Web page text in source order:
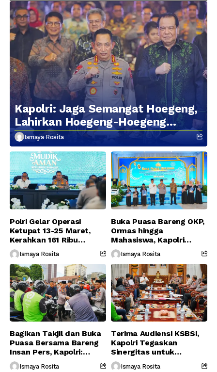
Kapolri: Jaga Semangat Hoegeng,
Lahirkan Hoegeng-Hoegeng
Berikutnya
Ismaya Rosita
Polri Gelar Operasi
Ketupat 13-25 Maret,
Kerahkan 161 Ribu
Personel Gabungan
Ismaya Rosita
Buka Puasa Bareng OKP,
Ormas hingga
Mahasiswa, Kapolri
Serukan Jaga
Persatuan-Dukung
Program Pemerintah
Ismaya Rosita
Bagikan Takjil dan Buka
Puasa Bersama Bareng
Insan Pers, Kapolri:
Suara Media Suara
Ismaya Rosita
Terima Audiensi KSBSI,
Kapolri Tegaskan
Sinergitas untuk
Perjuangkan Hak Buruh
Ismaya Rosita